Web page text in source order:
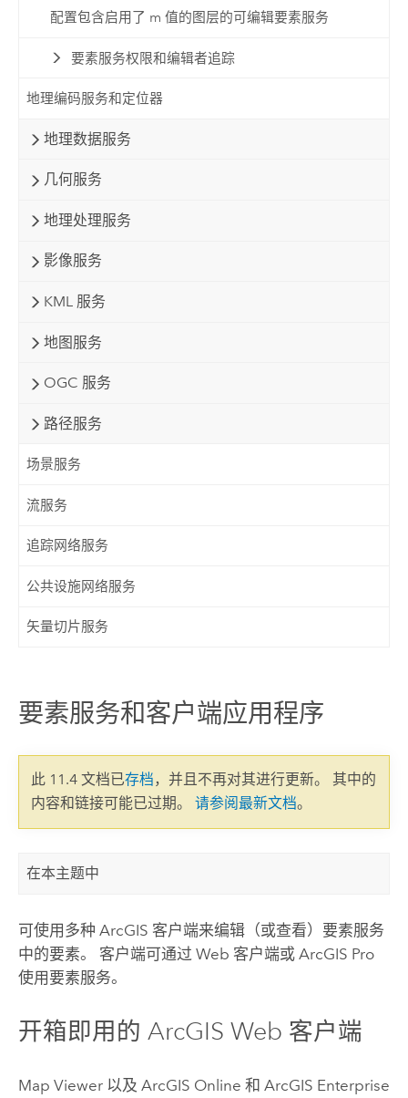
配置包含启用了 m 值的图层的可编辑要素服务
要素服务权限和编辑者追踪
地理编码服务和定位器
地理数据服务
几何服务
地理处理服务
影像服务
KML 服务
地图服务
OGC 服务
路径服务
场景服务
流服务
追踪网络服务
公共设施网络服务
矢量切片服务
要素服务和客户端应用程序
此 11.4 文档已存档，并且不再对其进行更新。 其中的
内容和链接可能已过期。 请参阅最新文档。
在本主题中
可使用多种 ArcGIS 客户端来编辑（或查看）要素服务
中的要素。 客户端可通过 Web 客户端或 ArcGIS Pro
使用要素服务。
开箱即用的 ArcGIS Web 客户端
Map Viewer以及 ArcGIS Online 和 ArcGIS Enterprise